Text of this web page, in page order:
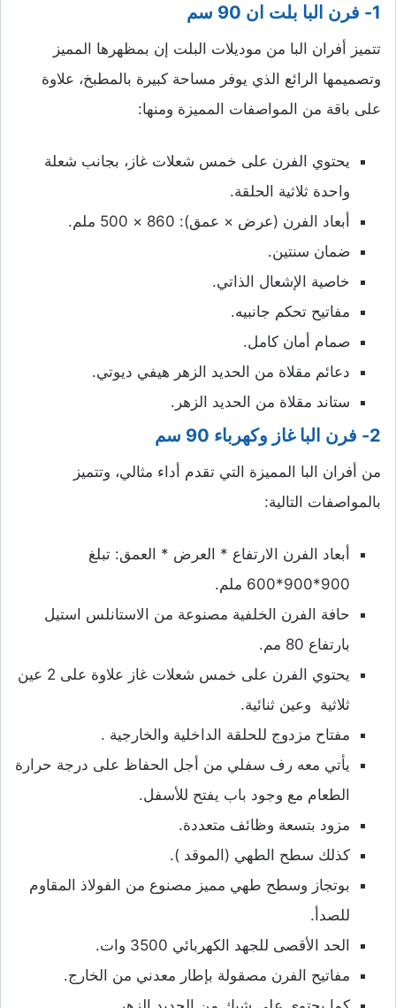
1- فرن البا بلت ان 90 سم
تتميز أفران البا من موديلات البلت إن بمظهرها المميز
وتصميمها الرائع الذي يوفر مساحة كبيرة بالمطبخ، علاوة
على باقة من المواصفات المميزة ومنها:
يحتوي الفرن على خمس شعلات غاز، بجانب شعلة
واحدة ثلاثية الحلقة.
أبعاد الفرن (عرض × عمق): 860 × 500 ملم.
ضمان سنتين.
خاصية الإشعال الذاتي.
مفاتيح تحكم جانبيه.
صمام أمان كامل.
دعائم مقلاة من الحديد الزهر هيفي ديوتي.
ستاند مقلاة من الحديد الزهر.
2- فرن البا غاز وكهرباء 90 سم
من أفران البا المميزة التي تقدم أداء مثالي، وتتميز
بالمواصفات التالية:
أبعاد الفرن الارتفاع * العرض * العمق: تبلغ
900*900*600 ملم.
حافة الفرن الخلفية مصنوعة من الاستانلس استيل
بارتفاع 80 مم.
يحتوي الفرن على خمس شعلات غاز علاوة على 2 عين
ثلاثية وعين ثنائية.
مفتاح مزدوج للحلقة الداخلية والخارجية .
يأتي معه رف سفلي من أجل الحفاظ على درجة حرارة
الطعام مع وجود باب يفتح للأسفل.
مزود بتسعة وظائف متعددة.
كذلك سطح الطهي (الموقد ).
بوتجاز وسطح طهي مميز مصنوع من الفولاذ المقاوم
للصدأ.
الحد الأقصى للجهد الكهربائي 3500 وات.
مفاتيح الفرن مصقولة بإطار معدني من الخارج.